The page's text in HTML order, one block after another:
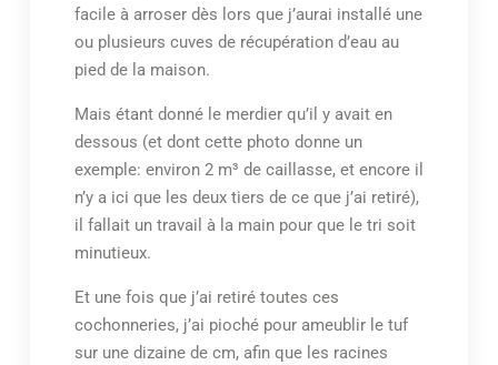
facile à arroser dès lors que j’aurai installé une
ou plusieurs cuves de récupération d’eau au
pied de la maison.
Mais étant donné le merdier qu’il y avait en
dessous (et dont cette photo donne un
exemple: environ 2 m³ de caillasse, et encore il
n’y a ici que les deux tiers de ce que j’ai retiré),
il fallait un travail à la main pour que le tri soit
minutieux.
Et une fois que j’ai retiré toutes ces
cochonneries, j’ai pioché pour ameublir le tuf
sur une dizaine de cm, afin que les racines